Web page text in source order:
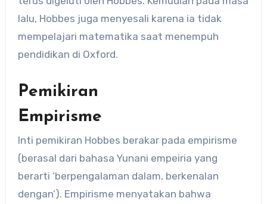
lalu, Hobbes juga menyesali karena ia tidak
mempelajari matematika saat menempuh
pendidikan di Oxford.
Pemikiran
Empirisme
Inti pemikiran Hobbes berakar pada empirisme
(berasal dari bahasa Yunani empeiria yang
berarti ‘berpengalaman dalam, berkenalan
dengan’). Empirisme menyatakan bahwa